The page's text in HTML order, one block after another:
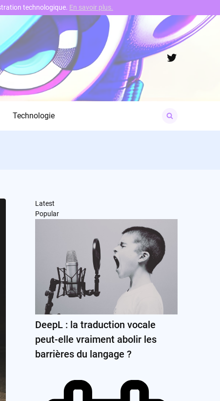
Twitter
Technologie
for:
Latest
Popular
DeepL : la traduction vocale
peut-elle vraiment abolir les
barrières du langage ?
technologique. En savoir plus.